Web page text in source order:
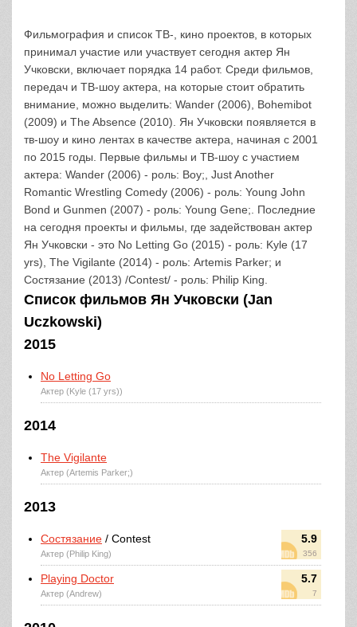
Фильмография и список ТВ-, кино проектов, в которых
принимал участие или участвует сегодня актер Ян
Учковски, включает порядка 14 работ. Среди фильмов,
передач и ТВ-шоу актера, на которые стоит обратить
внимание, можно выделить: Wander (2006), Bohemibot
(2009) и The Absence (2010). Ян Учковски появляется в
тв-шоу и кино лентах в качестве актера, начиная с 2001
по 2015 годы. Первые фильмы и ТВ-шоу с участием
актера: Wander (2006) - роль: Boy;, Just Another
Romantic Wrestling Comedy (2006) - роль: Young John
Bond и Gunmen (2007) - роль: Young Gene;. Последние
на сегодня проекты и фильмы, где задействован актер
Ян Учковски - это No Letting Go (2015) - роль: Kyle (17
yrs), The Vigilante (2014) - роль: Artemis Parker; и
Состязание (2013) /Contest/ - роль: Philip King.
Список фильмов Ян Учковски (Jan
Uczkowski)
2015
No Letting Go
Актер (Kyle (17 yrs))
2014
The Vigilante
Актер (Artemis Parker;)
2013
5.9
356
Состязание / Contest
Актер (Philip King)
5.7
7
Playing Doctor
Актер (Andrew)